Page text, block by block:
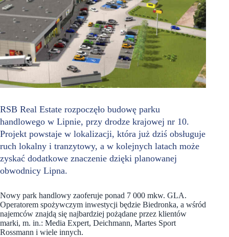
RSB Real Estate rozpoczęło budowę parku
handlowego w Lipnie, przy drodze krajowej nr 10.
Projekt powstaje w lokalizacji, która już dziś obsługuje
ruch lokalny i tranzytowy, a w kolejnych latach może
zyskać dodatkowe znaczenie dzięki planowanej
obwodnicy Lipna.
Nowy park handlowy zaoferuje ponad 7 000 mkw. GLA.
Operatorem spożywczym inwestycji będzie Biedronka, a wśród
najemców znajdą się najbardziej pożądane przez klientów
marki, m. in.: Media Expert, Deichmann, Martes Sport
Rossmann i wiele innych.